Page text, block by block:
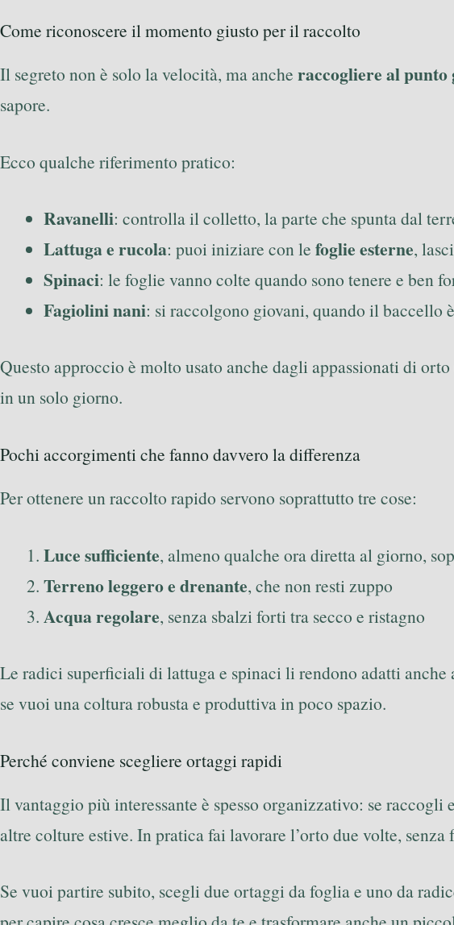
Come riconoscere il momento giusto per il raccolto
Il segreto non è solo la velocità, ma anche raccogliere al punto
sapore.
Ecco qualche riferimento pratico:
Ravanelli: controlla il colletto, la parte che spunta dal
Lattuga e rucola: puoi iniziare con le foglie esterne,
Spinaci: le foglie vanno colte quando sono tenere e ben
Fagiolini nani: si raccolgono giovani, quando il baccello
Questo approccio è molto usato anche dagli appassionati di
in un solo giorno.
Pochi accorgimenti che fanno davvero la differenza
Per ottenere un raccolto rapido servono soprattutto tre cose:
Luce sufficiente, almeno qualche ora diretta al giorno,
Terreno leggero e drenante, che non resti zuppo
Acqua regolare, senza sbalzi forti tra secco e ristagno
Le radici superficiali di lattuga e spinaci li rendono adatti
se vuoi una coltura robusta e produttiva in poco spazio.
Perché conviene scegliere ortaggi rapidi
Il vantaggio più interessante è spesso organizzativo: se
altre colture estive. In pratica fai lavorare l’orto due volte, senza
Se vuoi partire subito, scegli due ortaggi da foglia e uno da